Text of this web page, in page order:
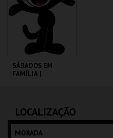
MAIS INFO
COMPRAR
SÁBADOS EM
FAMÍLIA |
MAIS INFO
LOCALIZAÇÃO
MORADA